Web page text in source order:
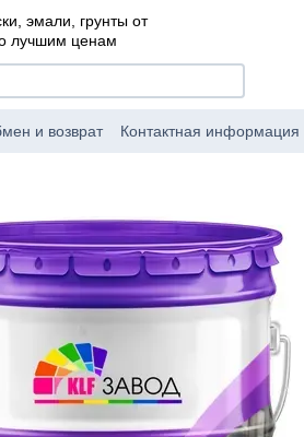
эмали, грунты от
лучшим ценам
и возврат Контактная информация